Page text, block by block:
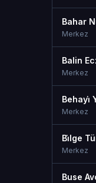
Bahar
Merkez
Balin
Merkez
Behayi̇
Merkez
Bi̇lge
Merkez
Buse